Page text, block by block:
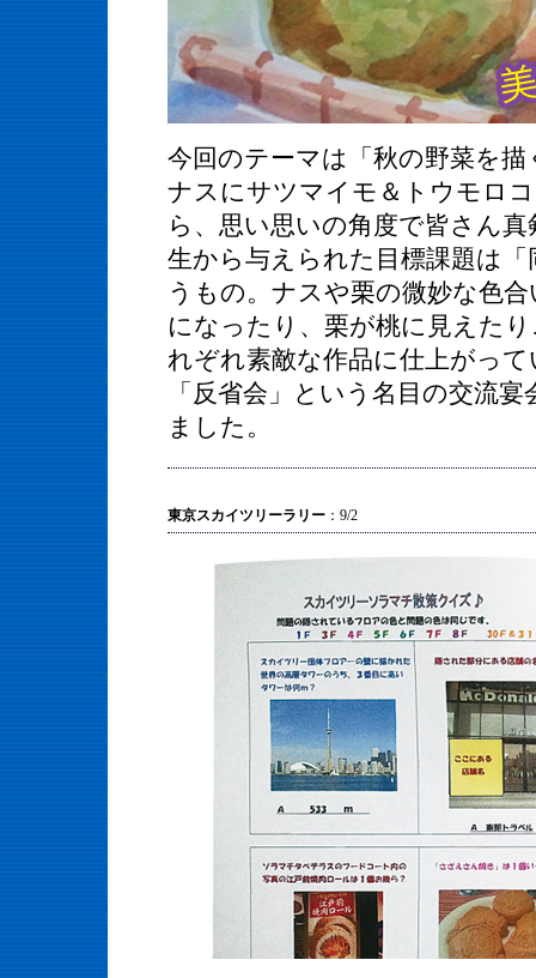
今回のテーマは「秋の野菜を
ナスにサツマイモ＆トウモロ
ら、思い思いの角度で皆さん
生から与えられた目標課題は
うもの。ナスや栗の微妙な色
になったり、栗が桃に見えた
れぞれ素敵な作品に仕上がっ
「反省会」という名目の交流
ました。
東京スカイツリーラリー ：9/2